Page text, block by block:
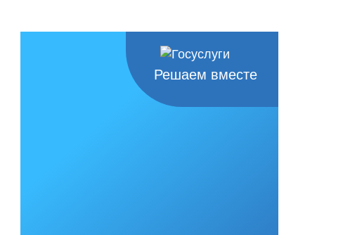
Решаем вместе